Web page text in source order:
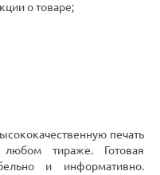
о товаре;
печать
тираже. Готовая
и информативно.